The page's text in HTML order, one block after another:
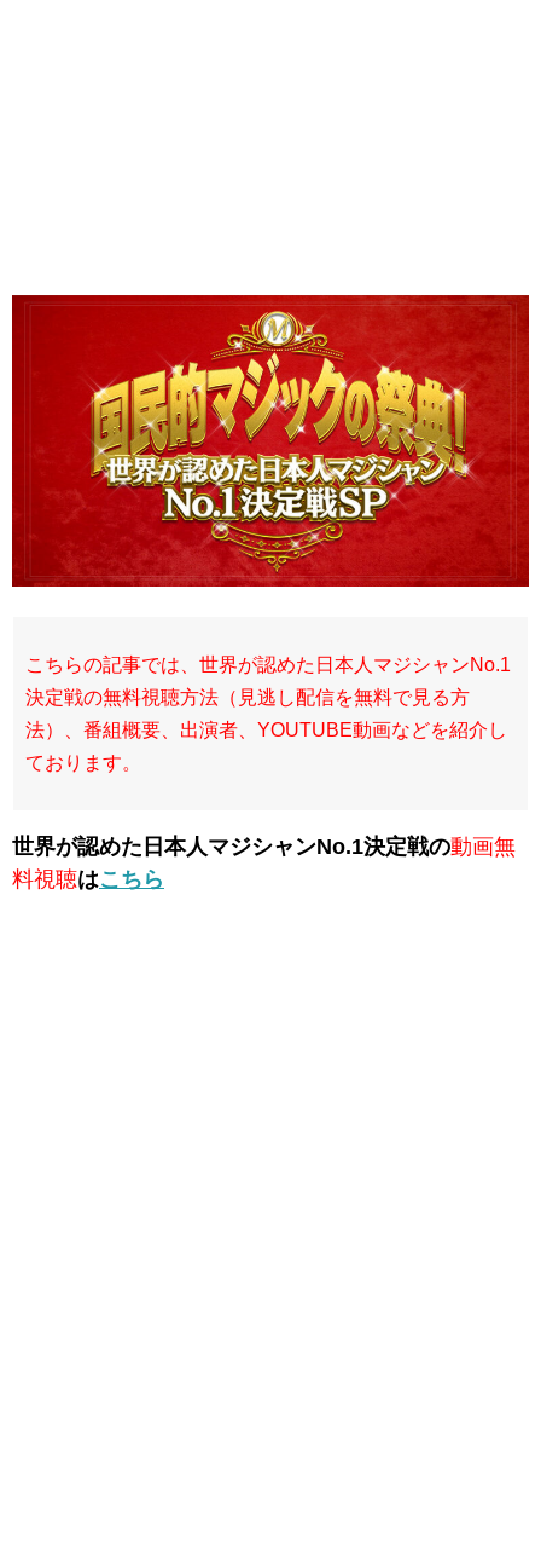
こちらの記事では、世界が認めた日本人マジシャンNo.1
決定戦の無料視聴方法（見逃し配信を無料で見る方
法）、番組概要、出演者、YOUTUBE動画などを紹介し
ております。
世界が認めた日本人マジシャンNo.1決定戦の動画無
料視聴はこちら